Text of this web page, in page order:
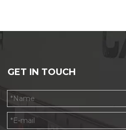
GET IN TOUCH